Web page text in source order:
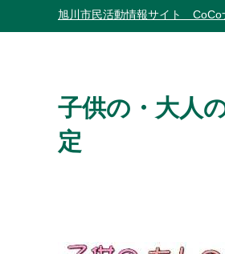
旭川市民活動情報サイト CoCo
子供の・大人
定